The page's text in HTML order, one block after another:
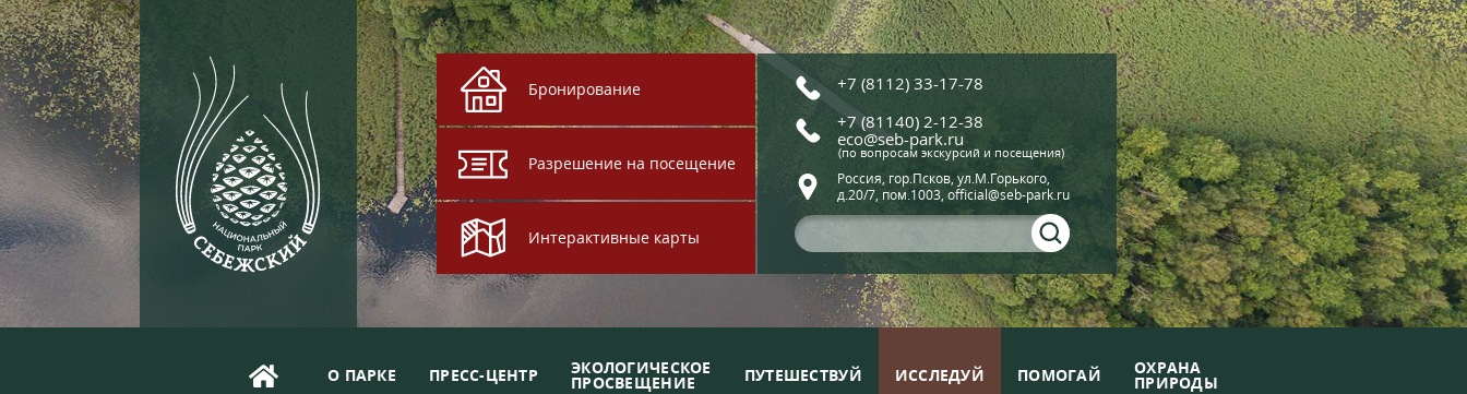
Бронирование
Разрешение на посещение
Интерактивные карты
+7 (8112) 33-17-78
+7 (81140) 2-12-38
eco@seb-park.ru
(по вопросам экскурсий и посещения)
Россия, гор.Псков, ул.М.Горького,
д.20/7, пом.1003, official@seb-park.ru
О ПАРКЕ ПРЕСС-ЦЕНТР ЭКОЛОГИЧЕСКОЕ
ПРОСВЕЩЕНИЕ ПУТЕШЕСТВУЙ ИССЛЕДУЙ ПОМОГАЙ ОХРАНА
ПРИРОДЫ